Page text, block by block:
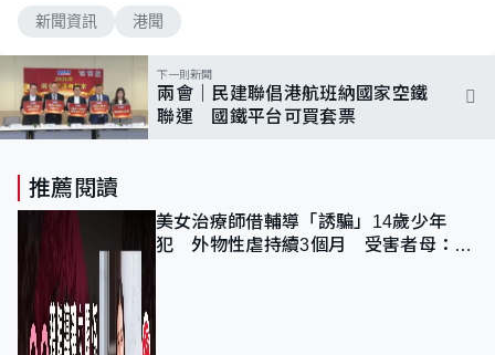
新聞資訊 港聞
下一則新聞
兩會｜民建聯倡港航班納國家空鐵
聯運 國鐵平台可買套票
推薦閱讀
美女治療師借輔導「誘騙」14歲少年
犯 外物性虐持續3個月 受害者母：要